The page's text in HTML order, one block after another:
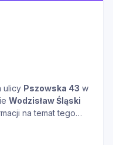
ulicy Pszowska 43 w
Wodzisław Śląski
na temat tego